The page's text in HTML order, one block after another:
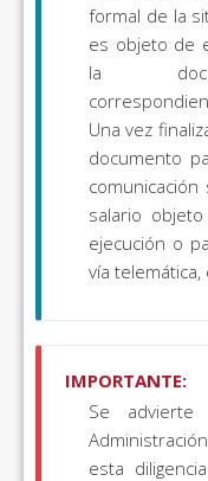
formal de la
es objeto de
la
Una vez
documento
salario
ejecución o
vía
IMPORTANTE:
Se
esta